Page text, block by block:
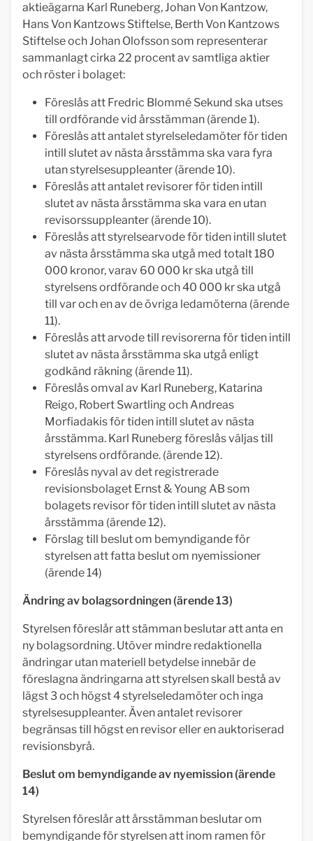
aktieägarna Karl Runeberg, Johan Von Kantzow,
Hans Von Kantzows Stiftelse, Berth Von Kantzows
Stiftelse och Johan Olofsson som representerar
sammanlagt cirka 22 procent av samtliga aktier
och röster i bolaget:
Föreslås att Fredric Blommé Sekund ska utses
till ordförande vid årsstämman (ärende 1).
Föreslås att antalet styrelseledamöter för tiden
intill slutet av nästa årsstämma ska vara fyra
utan styrelsesuppleanter (ärende 10).
Föreslås att antalet revisorer för tiden intill
slutet av nästa årsstämma ska vara en utan
revisorssuppleanter (ärende 10).
Föreslås att styrelsearvode för tiden intill slutet
av nästa årsstämma ska utgå med totalt 180
000 kronor, varav 60 000 kr ska utgå till
styrelsens ordförande och 40 000 kr ska utgå
till var och en av de övriga ledamöterna (ärende
11).
Föreslås att arvode till revisorerna för tiden intill
slutet av nästa årsstämma ska utgå enligt
godkänd räkning (ärende 11).
Föreslås omval av Karl Runeberg, Katarina
Reigo, Robert Swartling och Andreas
Morfiadakis för tiden intill slutet av nästa
årsstämma. Karl Runeberg föreslås väljas till
styrelsens ordförande. (ärende 12).
Föreslås nyval av det registrerade
revisionsbolaget Ernst & Young AB som
bolagets revisor för tiden intill slutet av nästa
årsstämma (ärende 12).
Förslag till beslut om bemyndigande för
styrelsen att fatta beslut om nyemissioner
(ärende 14)
Ändring av bolagsordningen (ärende 13)
Styrelsen föreslår att stämman beslutar att anta en
ny bolagsordning. Utöver mindre redaktionella
ändringar utan materiell betydelse innebär de
föreslagna ändringarna att styrelsen skall bestå av
lägst 3 och högst 4 styrelseledamöter och inga
styrelsesuppleanter. Även antalet revisorer
begränsas till högst en revisor eller en auktoriserad
revisionsbyrå.
Beslut om bemyndigande av nyemission (ärende
14)
Styrelsen föreslår att årsstämman beslutar om
bemyndigande för styrelsen att inom ramen för